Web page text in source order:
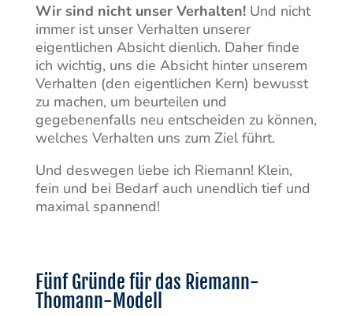
Wir sind nicht unser Verhalten!Und nicht
immer ist unser Verhalten unserer
eigentlichen Absicht dienlich. Daher finde
ich wichtig, uns die Absicht hinter unserem
Verhalten (den eigentlichen Kern) bewusst
zu machen, um beurteilen und
gegebenenfalls neu entscheiden zu können,
welches Verhalten uns zum Ziel führt.
Und deswegen liebe ich Riemann! Klein,
fein und bei Bedarf auch unendlich tief und
maximal spannend!
Fünf Gründe für das Riemann-
Thomann-Modell